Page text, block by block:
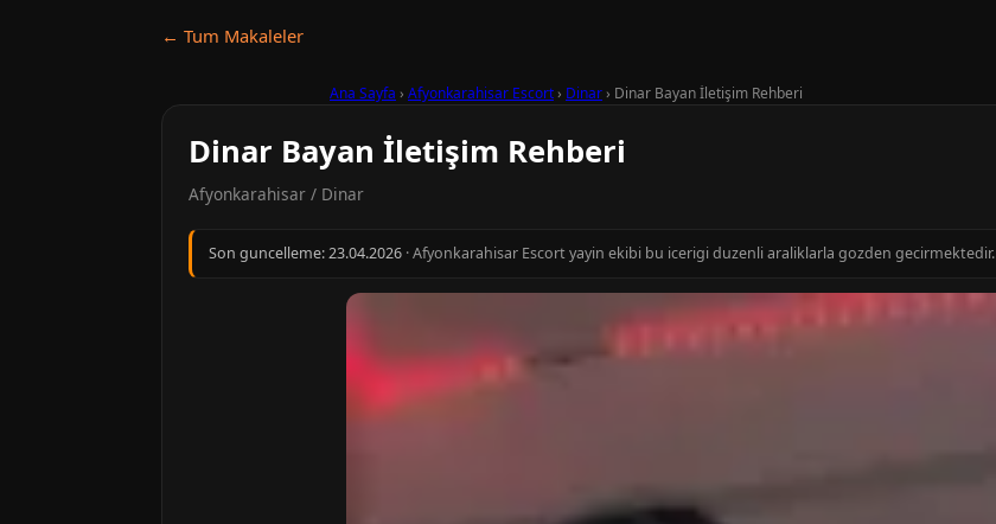
← Tum Makaleler
Ana Sayfa › Afyonkarahisar Escort› Dinar› Dinar Bayan İletişim Rehberi
Dinar Bayan İletişim Rehberi
Afyonkarahisar / Dinar
Son guncelleme:23.04.2026 · Afyonkarahisar Escort yayin ekibi bu icerigi duzenli araliklarla gozden gecirmektedir.